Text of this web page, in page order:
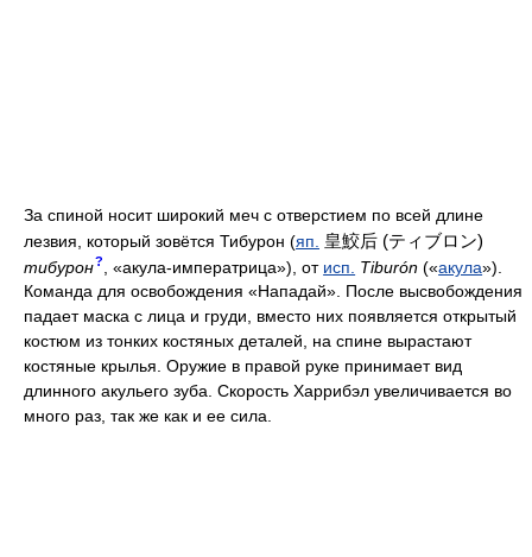
За спиной носит широкий меч с отверстием по всей длине
лезвия, который зовётся Тибурон (яп. 皇鮫后 (ティブロン)
тибурон? , «акула-императрица»), от исп. Tiburón («акула»).
Команда для освобождения «Нападай». После высвобождения
падает маска с лица и груди, вместо них появляется открытый
костюм из тонких костяных деталей, на спине вырастают
костяные крылья. Оружие в правой руке принимает вид
длинного акульего зуба. Скорость Харрибэл увеличивается во
много раз, так же как и ее сила.